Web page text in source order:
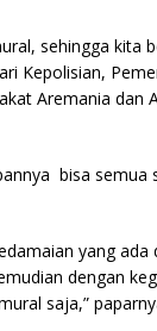
sehingga kita
Kepolisian,
Aremania dan
bisa semua
yang ada
dengan
saja,”